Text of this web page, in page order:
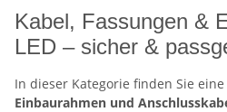
Kabel, Fassungen &
LED – sicher &
In dieser Kategorie finden Sie
Einbaurahmen und